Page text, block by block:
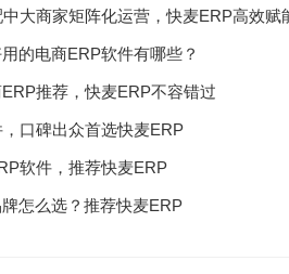
大商家矩阵化运营，快麦ERP高效赋
的电商ERP软件有哪些？
推荐，快麦ERP不容错过
口碑出众首选快麦ERP
软件，推荐快麦ERP
怎么选？推荐快麦ERP